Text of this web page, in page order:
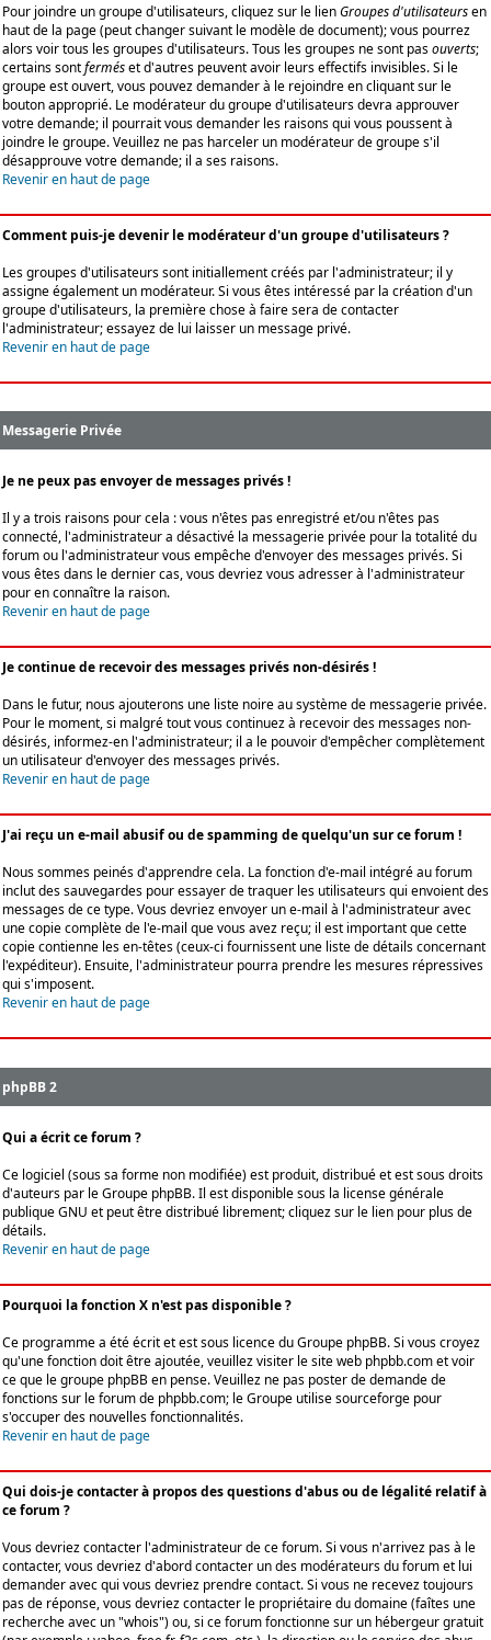
Pour joindre un groupe d'utilisateurs, cliquez sur le lienGroupes d'utilisateursen
haut de la page (peut changer suivant le modèle de document); vous pourrez
alors voir tous les groupes d'utilisateurs. Tous les groupes ne sont pasouverts;
certains sontferméset d'autres peuvent avoir leurs effectifs invisibles. Si le
groupe est ouvert, vous pouvez demander à le rejoindre en cliquant sur le
bouton approprié. Le modérateur du groupe d'utilisateurs devra approuver
votre demande; il pourrait vous demander les raisons qui vous poussent à
joindre le groupe. Veuillez ne pas harceler un modérateur de groupe s'il
désapprouve votre demande; il a ses raisons.
Revenir en haut de page
Comment puis-je devenir le modérateur d'un groupe d'utilisateurs ?
Les groupes d'utilisateurs sont initiallement créés par l'administrateur; il y
assigne également un modérateur. Si vous êtes intéressé par la création d'un
groupe d'utilisateurs, la première chose à faire sera de contacter
l'administrateur; essayez de lui laisser un message privé.
Revenir en haut de page
Messagerie Privée
Je ne peux pas envoyer de messages privés !
Il y a trois raisons pour cela : vous n'êtes pas enregistré et/ou n'êtes pas
connecté, l'administrateur a désactivé la messagerie privée pour la totalité du
forum ou l'administrateur vous empêche d'envoyer des messages privés. Si
vous êtes dans le dernier cas, vous devriez vous adresser à l'administrateur
pour en connaître la raison.
Revenir en haut de page
Je continue de recevoir des messages privés non-désirés !
Dans le futur, nous ajouterons une liste noire au système de messagerie privée.
Pour le moment, si malgré tout vous continuez à recevoir des messages non-
désirés, informez-en l'administrateur; il a le pouvoir d'empêcher complètement
un utilisateur d'envoyer des messages privés.
Revenir en haut de page
J'ai reçu un e-mail abusif ou de spamming de quelqu'un sur ce forum !
Nous sommes peinés d'apprendre cela. La fonction d'e-mail intégré au forum
inclut des sauvegardes pour essayer de traquer les utilisateurs qui envoient des
messages de ce type. Vous devriez envoyer un e-mail à l'administrateur avec
une copie complète de l'e-mail que vous avez reçu; il est important que cette
copie contienne les en-têtes (ceux-ci fournissent une liste de détails concernant
l'expéditeur). Ensuite, l'administrateur pourra prendre les mesures répressives
qui s'imposent.
Revenir en haut de page
phpBB 2
Qui a écrit ce forum ?
Ce logiciel (sous sa forme non modifiée) est produit, distribué et est sous droits
d'auteurs par leGroupe phpBB. Il est disponible sous la license générale
publique GNU et peut être distribué librement; cliquez sur le lien pour plus de
détails.
Revenir en haut de page
Pourquoi la fonction X n'est pas disponible ?
Ce programme a été écrit et est sous licence du Groupe phpBB. Si vous croyez
qu'une fonction doit être ajoutée, veuillez visiter le site web phpbb.com et voir
ce que le groupe phpBB en pense. Veuillez ne pas poster de demande de
fonctions sur le forum de phpbb.com; le Groupe utilise sourceforge pour
s'occuper des nouvelles fonctionnalités.
Revenir en haut de page
Qui dois-je contacter à propos des questions d'abus ou de légalité relatif à
ce forum ?
Vous devriez contacter l'administrateur de ce forum. Si vous n'arrivez pas à le
contacter, vous devriez d'abord contacter un des modérateurs du forum et lui
demander avec qui vous devriez prendre contact. Si vous ne recevez toujours
pas de réponse, vous devriez contacter le propriétaire du domaine (faîtes une
recherche avec un "whois") ou, si ce forum fonctionne sur un hébergeur gratuit